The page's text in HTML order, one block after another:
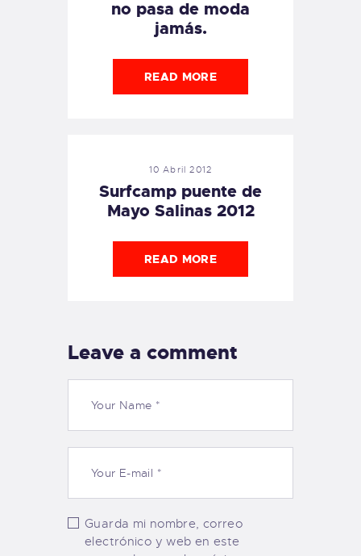
no pasa de moda
jamás.
READ MORE
10 Abril 2012
Surfcamp puente de
Mayo Salinas 2012
READ MORE
Leave a comment
Guarda mi nombre, correo
electrónico y web en este